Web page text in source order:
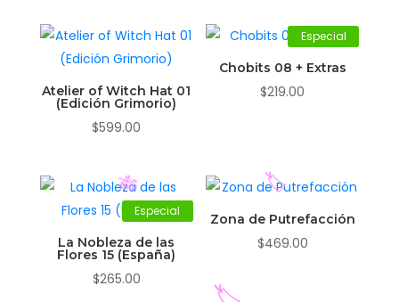
Atelier of Witch Hat 01
(Edición Grimorio)
$599.00
Especial
Chobits 08 + Extras
$219.00
Especial
La Nobleza de las
Flores 15 (España)
$265.00
Zona de Putrefacción
$469.00
🎋 🏷️